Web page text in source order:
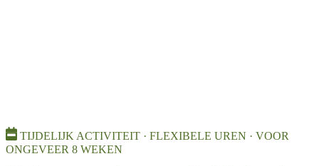
TIJDELIJK ACTIVITEIT · FLEXIBELE UREN · VOOR
ONGEVEER 8 WEKEN